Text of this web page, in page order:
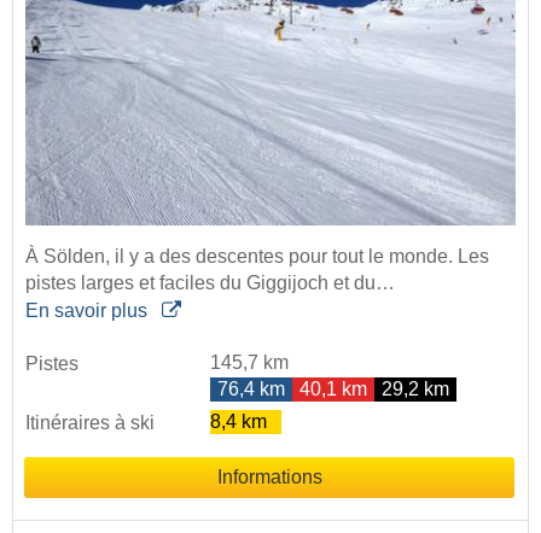
À Sölden, il y a des descentes pour tout le monde. Les
pistes larges et faciles du Giggijoch et du…
En savoir plus
Pistes
145,7 km
76,4 km
40,1 km
29,2 km
Itinéraires à ski
8,4 km
Informations